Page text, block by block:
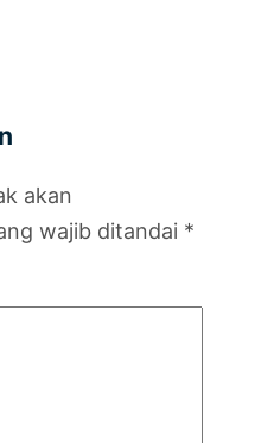
akan
wajib ditandai *